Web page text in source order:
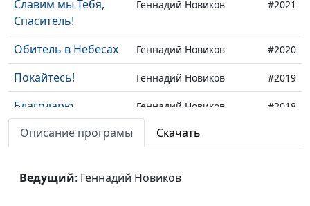
Славим мы Тебя,
Спаситель!
Геннадий Новиков #2021
Обитель в Небесах Геннадий Новиков #2020
Покайтесь! Геннадий Новиков #2019
Благодарю,
Господь!
Геннадий Новиков #2018
Геннадий Новиков #2017
Описание програмы Скачать
Ведущий: Геннадий Новиков